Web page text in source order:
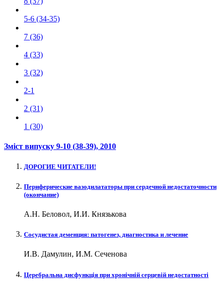
5-6 (34-35)
7 (36)
4 (33)
3 (32)
2-1
2 (31)
1 (30)
Зміст випуску 9-10 (38-39), 2010
ДОРОГИЕ ЧИТАТЕЛИ!
Периферические вазодилататоры при сердечной недостаточности
(окончание)
А.Н. Беловол, И.И. Князькова
Сосудистая деменция: патогенез, диагностика и лечение
И.В. Дамулин, И.М. Сеченова
Церебральна дисфункція при хронічній серцевій недостатності